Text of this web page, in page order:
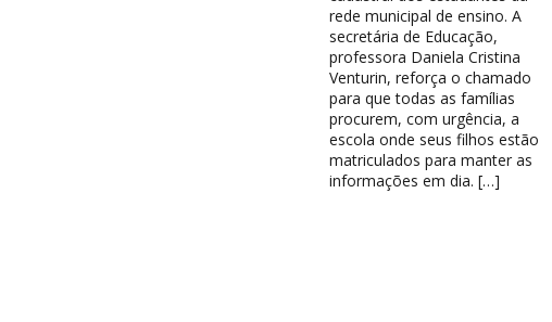
rede municipal de ensino. A
secretária de Educação,
professora Daniela Cristina
Venturin, reforça o chamado
para que todas as famílias
procurem, com urgência, a
escola onde seus filhos estão
matriculados para manter as
informações em dia. […]